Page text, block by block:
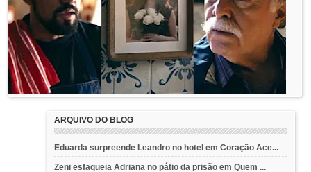
ARQUIVO DO BLOG
Eduarda surpreende Leandro no hotel em Coração Ace...
Zeni esfaqueia Adriana no pátio da prisão em Quem ...